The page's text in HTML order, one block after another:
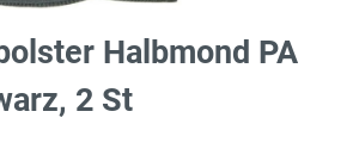
Halbmond PA
2 St